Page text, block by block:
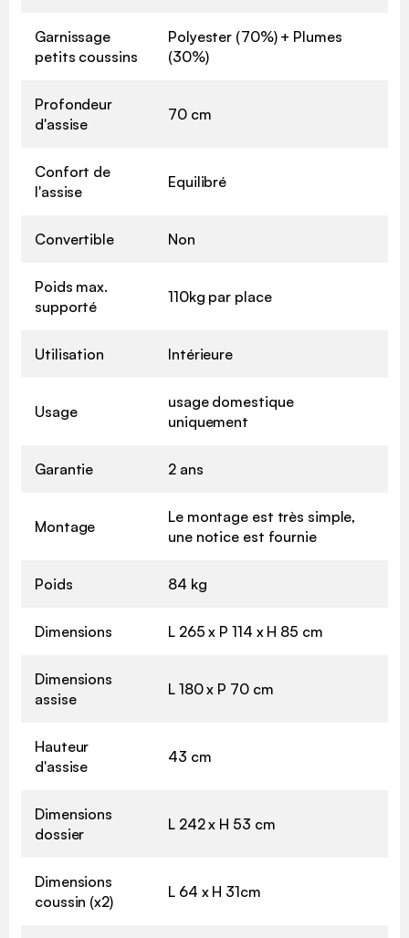
Garnissage
petits coussins
Polyester (70%) + Plumes
(30%)
Profondeur
d'assise
70 cm
Confort de
l'assise
Equilibré
Convertible Non
Poids max.
supporté
110kg par place
Utilisation Intérieure
Usage
usage domestique
uniquement
Garantie 2 ans
Montage
Le montage est très simple,
une notice est fournie
Poids 84 kg
Dimensions L 265 x P 114 x H 85 cm
Dimensions
assise
L 180 x P 70 cm
Hauteur
d'assise
43 cm
Dimensions
dossier
L 242 x H 53 cm
Dimensions
coussin (x2)
L 64 x H 31cm